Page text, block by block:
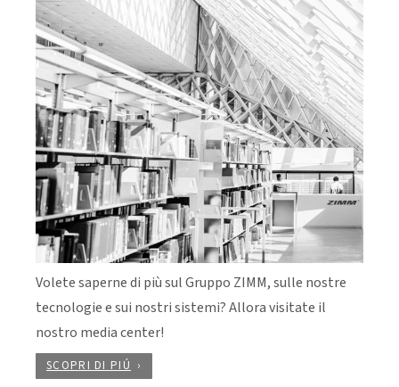
Volete saperne di più sul Gruppo ZIMM, sulle nostre
tecnologie e sui nostri sistemi? Allora visitate il
nostro media center!
SCOPRI DI PIÚ